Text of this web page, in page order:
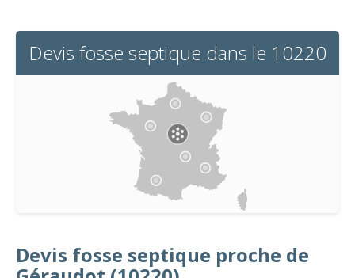
Devis fosse septique dans le 10220
Devis fosse septique proche de